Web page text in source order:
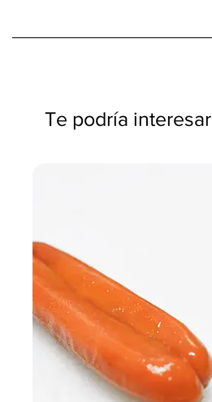
Te podría interesar